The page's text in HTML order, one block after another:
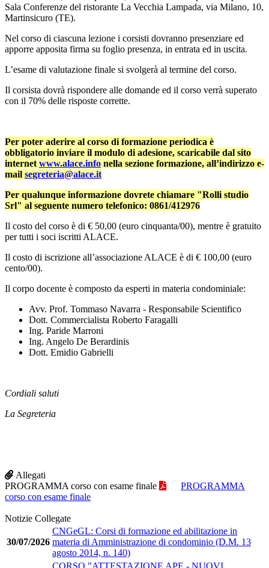
Sala Conferenze del ristorante La Vecchia Lampada, via Milano, 10,
Martinsicuro (TE).
Nel corso di ciascuna lezione i corsisti dovranno presenziare ed
apporre apposita firma su foglio presenza, in entrata ed in uscita.
L’esame di valutazione finale si svolgerà al termine del corso.
Il corsista dovrà rispondere alle domande ed il corso verrà superato
con il 70% delle risposte corrette.
Per poter aderire al corso di formazione periodica è
obbligatorio inviare il modulo di adesione, scaricabile dal sito
internet www.alace.info nella sezione formazione, all’indirizzo e-
mail segreteria@alace.it
Per qualunque informazione dovrete chiamare "Rolli studio
Srl" al seguente numero telefonico: 0861/412976
Il costo del corso è di € 50,00 (euro cinquanta/00), mentre è gratuito
per tutti i soci iscritti ALACE.
Il costo di iscrizione all’associazione ALACE è di € 100,00 (euro
cento/00).
Il corpo docente è composto da esperti in materia condominiale:
Avv. Prof. Tommaso Navarra - Responsabile Scientifico
Dott. Commercialista Roberto Faragalli
Ing. Paride Marroni
Ing. Angelo De Berardinis
Dott. Emidio Gabrielli
Cordiali saluti
La Segreteria
Allegati
PROGRAMMA corso con esame finale
PROGRAMMA
corso con esame finale
Notizie Collegate
30/07/2026
CNGeGL: Corsi di formazione ed abilitazione in
materia di Amministrazione di condominio (D.M. 13
agosto 2014, n. 140)
CORSO "ATTESTAZIONE APE - NUOVI